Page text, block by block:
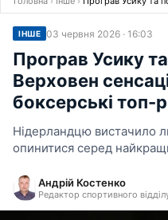
ІНШЕ 03 червня 2026 · 16:03
Програв Усику
Верховен
боксерські топ-
Нідерландцю вистачило
опинитися серед
Андрій Костенко
Редактор спортивного